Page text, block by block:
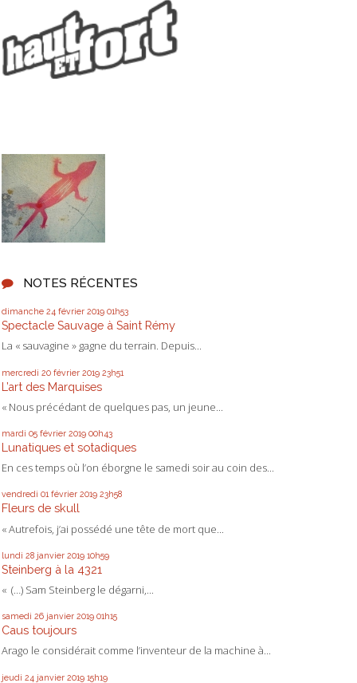
NOTES RÉCENTES
dimanche 24 février 2019 01h53
Spectacle Sauvage à Saint Rémy
La « sauvagine » gagne du terrain. Depuis...
mercredi 20 février 2019 23h51
L’art des Marquises
« Nous précédant de quelques pas, un jeune...
mardi 05 février 2019 00h43
Lunatiques et sotadiques
En ces temps où l’on éborgne le samedi soir au coin des...
vendredi 01 février 2019 23h58
Fleurs de skull
« Autrefois, j’ai possédé une tête de mort que...
lundi 28 janvier 2019 10h59
Steinberg à la 4321
« (…) Sam Steinberg le dégarni,...
samedi 26 janvier 2019 01h15
Caus toujours
Arago le considérait comme l’inventeur de la machine à...
jeudi 24 janvier 2019 15h19